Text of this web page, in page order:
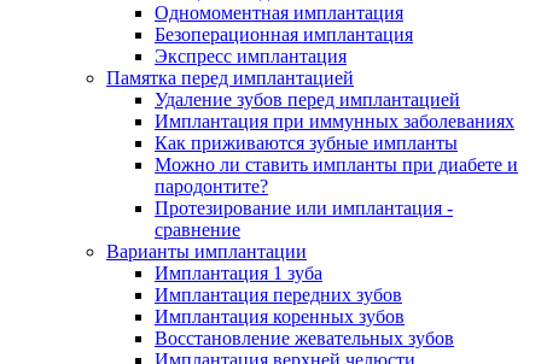
Одномоментная имплантация
Безоперационная имплантация
Экспресс имплантация
Памятка перед имплантацией
Удаление зубов перед имплантацией
Имплантация при иммунных заболеваниях
Как приживаются зубные импланты
Можно ли ставить импланты при диабете и
пародонтите?
Протезирование или имплантация -
сравнение
Варианты имплантации
Имплантация 1 зуба
Имплантация передних зубов
Имплантация коренных зубов
Восстановление жевательных зубов
Имплантация верхней челюсти